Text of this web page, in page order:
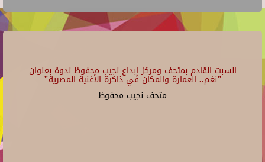
السبت القادم بمتحف ومركز إبداع نجيب محفوظ ندوة بعنوان
"نغم.. العمارة والمكان في ذاكرة الأغنية المصرية"
متحف نجيب محفوظ